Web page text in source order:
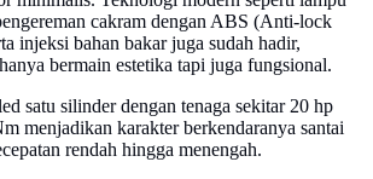
cakram dengan ABS (Anti-lock
injeksi bahan bakar juga sudah hadir,
bermain estetika tapi juga fungsional.
satu silinder dengan tenaga sekitar 20 hp
menjadikan karakter berkendaranya santai
rendah hingga menengah.